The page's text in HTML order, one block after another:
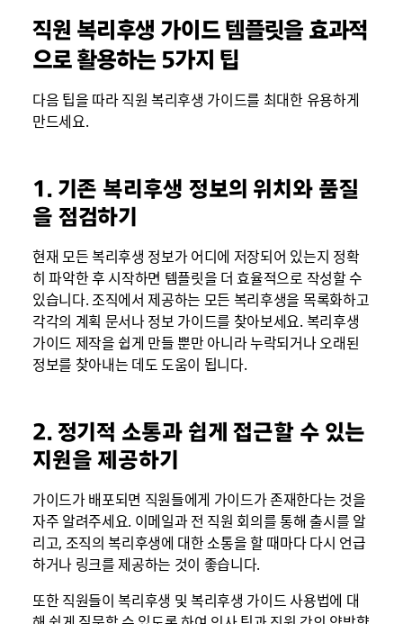
직원 복리후생 가이드 템플릿을 효과적
으로 활용하는 5가지 팁
다음 팁을 따라 직원 복리후생 가이드를 최대한 유용하게
만드세요.
1. 기존 복리후생 정보의 위치와 품질
을 점검하기
현재 모든 복리후생 정보가 어디에 저장되어 있는지 정확
히 파악한 후 시작하면 템플릿을 더 효율적으로 작성할 수
있습니다. 조직에서 제공하는 모든 복리후생을 목록화하고
각각의 계획 문서나 정보 가이드를 찾아보세요. 복리후생
가이드 제작을 쉽게 만들 뿐만 아니라 누락되거나 오래된
정보를 찾아내는 데도 도움이 됩니다.
2. 정기적 소통과 쉽게 접근할 수 있는
지원을 제공하기
가이드가 배포되면 직원들에게 가이드가 존재한다는 것을
자주 알려주세요. 이메일과 전 직원 회의를 통해 출시를 알
리고, 조직의 복리후생에 대한 소통을 할 때마다 다시 언급
하거나 링크를 제공하는 것이 좋습니다.
또한 직원들이 복리후생 및 복리후생 가이드 사용법에 대